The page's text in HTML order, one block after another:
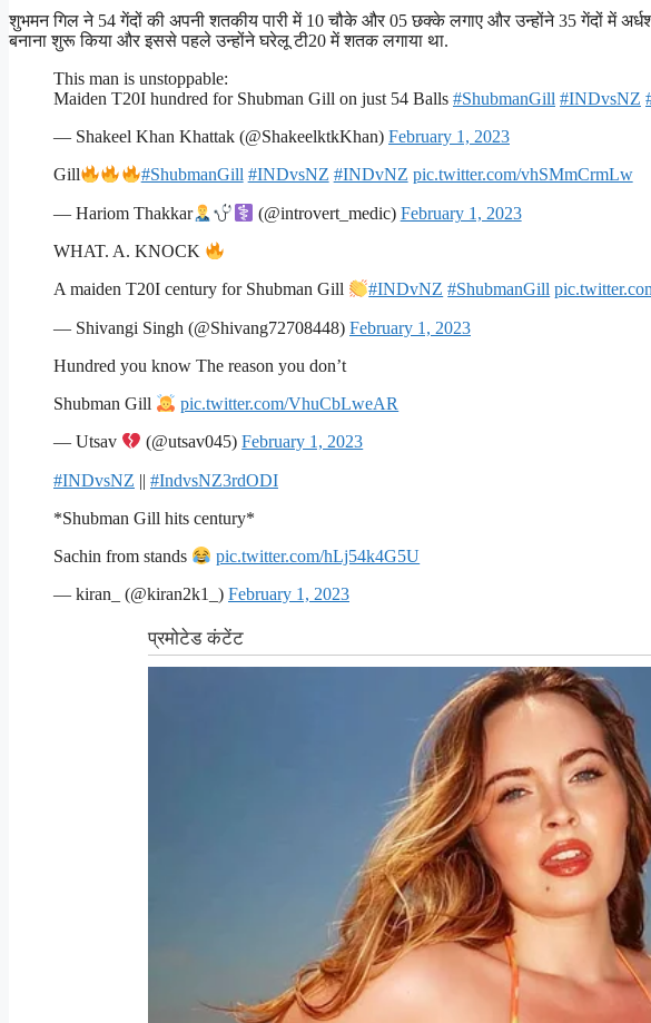
शुभमन गिल ने 54 गेंदों की अपनी शतकीय पारी में 10 चौके और 05 छक्के लगाए और उन्होंने 35 गेंदों में
बनाना शुरू किया और इससे पहले उन्होंने घरेलू टी20 में शतक लगाया था.
This man is unstoppable:
Maiden T20I hundred for Shubman Gill on just 54 Balls #ShubmanGill #INDvsNZ
— Shakeel Khan Khattak (@ShakeelktkKhan) February 1, 2023
Gill #ShubmanGill #INDvsNZ #INDvNZ pic.twitter.com/vhSMmCrmLw
— Hariom Thakkar (@introvert_medic) February 1, 2023
WHAT. A. KNOCK
A maiden T20I century for Shubman Gill #INDvNZ #ShubmanGill
— Shivangi Singh (@Shivang72708448) February 1, 2023
Hundred you know The reason you don’t
Shubman Gill pic.twitter.com/VhuCbLweAR
— Utsav (@utsav045)February 1, 2023
#INDvsNZ || #IndvsNZ3rdODI
*Shubman Gill hits century*
Sachin from stands
pic.twitter.com/hLj54k4G5U
— kiran_ (@kiran2k1_) February 1, 2023